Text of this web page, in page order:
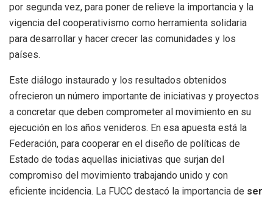
por segunda vez, para poner de relieve la importancia y la
vigencia del cooperativismo como herramienta solidaria
para desarrollar y hacer crecer las comunidades y los
países.
Este diálogo instaurado y los resultados obtenidos
ofrecieron un número importante de iniciativas y proyectos
a concretar que deben comprometer al movimiento en su
ejecución en los años venideros. En esa apuesta está la
Federación, para cooperar en el diseño de políticas de
Estado de todas aquellas iniciativas que surjan del
compromiso del movimiento trabajando unido y con
eficiente incidencia. La FUCC destacó la importancia de ser